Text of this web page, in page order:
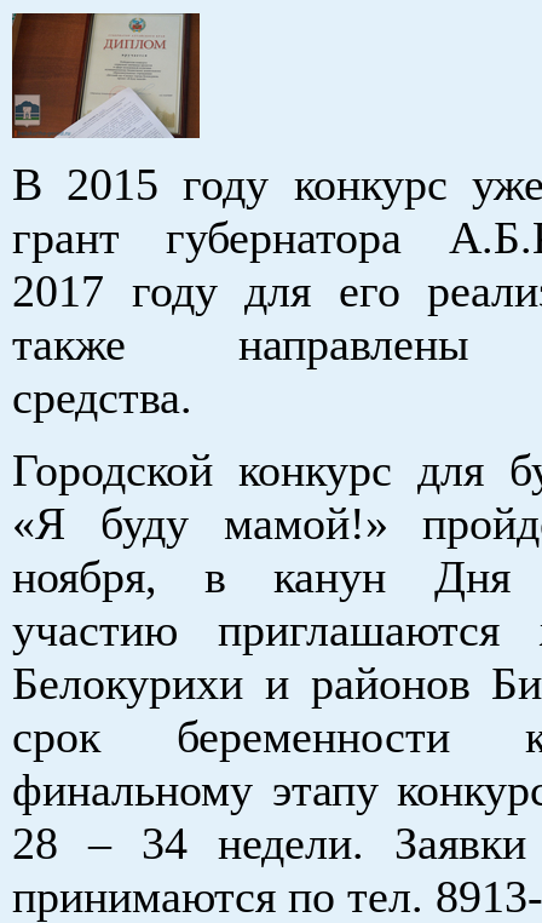
В 2015 году конкурс
грант губернатора
2017 году для его
также направлены
средства.
Городской конкурс для
«Я буду мамой!»
ноября, в канун
участию приглашаются
Белокурихи и районов
срок беременности
финальному этапу
28 – 34 недели. Заявки
принимаются по тел.